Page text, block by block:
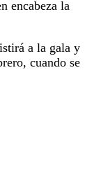
encabeza la
a la gala y
cuando se